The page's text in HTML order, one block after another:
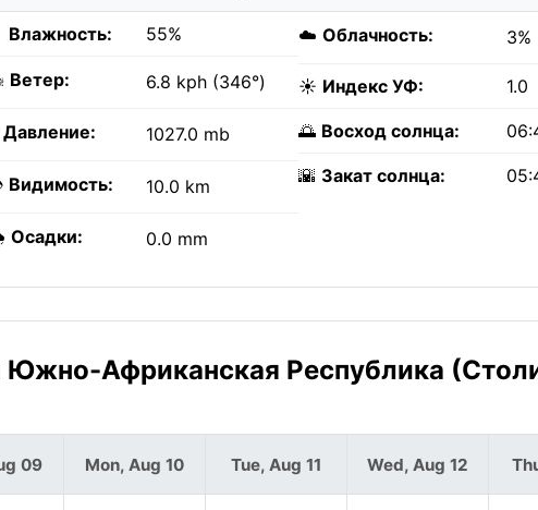
Влажность: 55%
Ветер: 6.8 kph (346°)
Давление: 1027.0 mb
Видимость: 10.0 km
Осадки: 0.0 mm
☁️ Облачность: 3%
☀️ Индекс УФ: 1.0
🌅 Восход солнца:
🌇 Закат солнца:
Южно-Африканская Республика
09 Mon, Aug 10 Tue, Aug 11 Wed, Aug 12